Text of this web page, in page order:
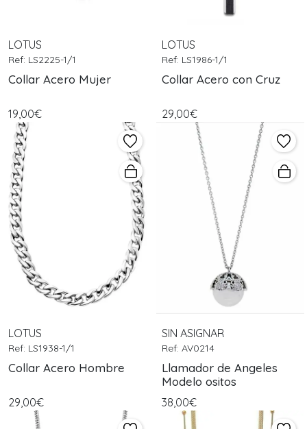
LOTUS
Ref: LS2225-1/1
Collar Acero Mujer
19,00€
LOTUS
Ref: LS1986-1/1
Collar Acero con Cruz
29,00€
LOTUS
Ref: LS1938-1/1
Collar Acero Hombre
29,00€
SIN ASIGNAR
Ref: AV0214
Llamador de Angeles
Modelo ositos
38,00€